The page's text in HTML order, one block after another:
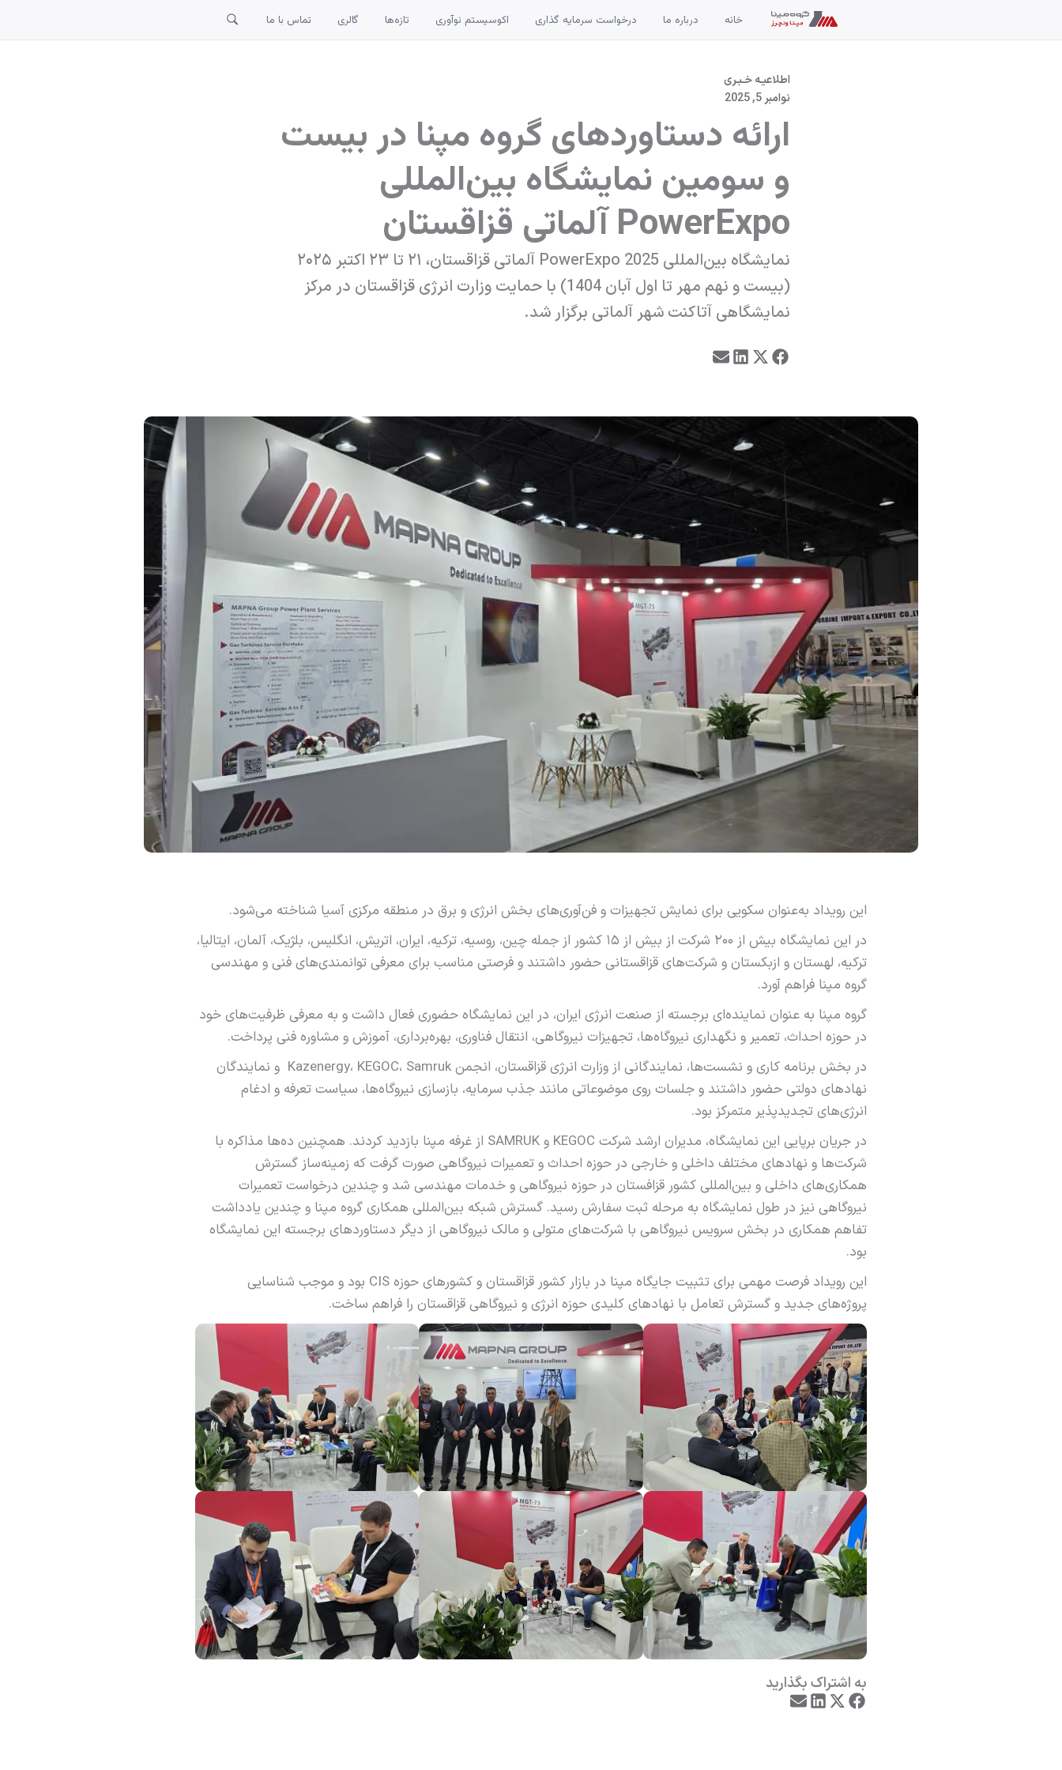
خانه درباره ما درخواست سرمایه گذاری اکوسیستم نوآوری تازه‌ها گالری تماس با ما
اطلاعیـه خـبـری
نوامبر 5, 2025
ارائه دستاوردهای گروه مپنا در بیست
و سومین نمایشگاه بین‌المللی
PowerExpo آلماتی قزاقستان
نمایشگاه بین‌المللی PowerExpo 2025 آلماتی قزاقستان، ۲۱ تا ۲۳ اکتبر ۲۰۲۵
(بیست و نهم مهر تا اول آبان 1404) با حمایت وزارت انرژی قزاقستان در مرکز
نمایشگاهی آتاکنت شهر آلماتی برگزار شد.
این رویداد به‌عنوان سکویی برای نمایش تجهیزات و فن‌آوری‌های بخش انرژی و برق در منطقه مرکزی آسیا شناخته می‌شود.
در این نمایشگاه بیش از ۲۰۰ شرکت از بیش از ۱۵ کشور از جمله چین، روسیه، ترکیه، ایران، اتریش، انگلیس، بلژیک، آلمان، ایتالیا،
ترکیه، لهستان و ازبکستان و شرکت‌های قزاقستانی حضور داشتند و فرصتی مناسب برای معرفی توانمندی‌های فنی و مهندسی
گروه مپنا فراهم آورد.
گروه مپنا به عنوان نماینده‌ای برجسته از صنعت انرژی ایران، در این نمایشگاه حضوری فعال داشت و به معرفی ظرفیت‌های خود
در حوزه احداث، تعمیر و نگهداری نیروگاه‌ها، تجهیزات نیروگاهی، انتقال فناوری، بهره‌برداری، آموزش و مشاوره فنی پرداخت.
در بخش برنامه‌ کاری و نشست‌ها، نمایندگانی از وزارت انرژی قزاقستان، انجمن Kazenergy، KEGOC، Samruk و نمایندگان
نهادهای دولتی حضور داشتند و جلسات روی موضوعاتی مانند جذب سرمایه، بازسازی نیروگاه‌ها، سیاست تعرفه و ادغام
انرژی‌های تجدیدپذیر متمرکز بود.
در جریان برپایی این نمایشگاه، مدیران ارشد شرکت KEGOC و SAMRUK از غرفه مپنا بازدید کردند. همچنین ده‌ها مذاکره با
شرکت‌ها و نهادهای مختلف داخلی و خارجی در حوزه احداث و تعمیرات نیروگاهی صورت گرفت که زمینه‌ساز گسترش
همکاری‌های داخلی و بین‌المللی کشور قزافستان در حوزه نیروگاهی و خدمات مهندسی شد و چندین درخواست تعمیرات
نیروگاهی نیز در طول نمایشگاه به مرحله ثبت سفارش رسید. گسترش شبکه بین‌المللی همکاری گروه مپنا و‌ چندین یادداشت
تفاهم همکاری در بخش سرویس نیروگاهی با شرکت‌های متولی و‌ مالک نیروگاهی از دیگر دستاوردهای برجسته این نمایشگاه
بود.
این رویداد فرصت مهمی برای تثبیت جایگاه مپنا در بازار کشور قزاقستان و‌ کشورهای حوزه CIS بود و موجب شناسایی
پروژه‌های جدید و گسترش تعامل با نهادهای کلیدی حوزه انرژی و نیروگاهی قزاقستان را فراهم ساخت.
به اشتراک بگذارید